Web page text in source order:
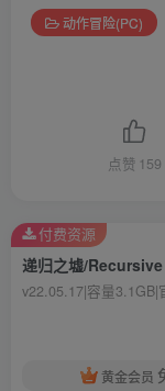
动作冒险(PC)
点赞 159
递归之墟/
v22.05.17|容量
黄金会员
付费资源